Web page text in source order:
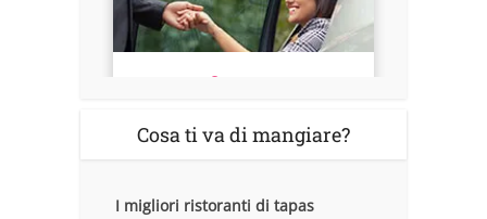
Cosa ti va di mangiare?
I migliori ristoranti di tapas